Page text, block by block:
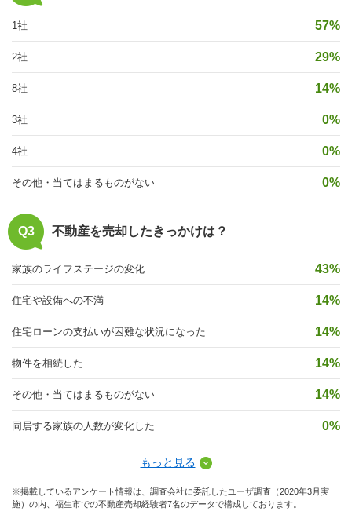
1社 57%
2社 29%
8社 14%
3社 0%
4社 0%
その他・当てはまるものがない 0%
Q3 不動産を売却したきっかけは？
家族のライフステージの変化 43%
住宅や設備への不満 14%
住宅ローンの支払いが困難な状況になった 14%
物件を相続した 14%
その他・当てはまるものがない 14%
同居する家族の人数が変化した 0%
もっと見る
※掲載しているアンケート情報は、調査会社に委託したユーザ調査（2020年3月実
施）の内、福生市での不動産売却経験者7名のデータで構成しております。